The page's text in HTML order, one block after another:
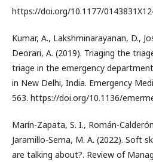
https://doi.org/10.1177/
Kumar, A., Lakshminarayanan, D.,
Deorari, A. (2019). Triaging the
triage in the emergency
in New Delhi, India. Emergency
563. https://doi.org/10.1136/
Marín-Zapata, S. I., Román-
Jaramillo-Serna, M. A. (2022). Soft
are talking about?. Review of